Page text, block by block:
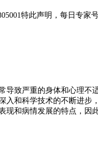
特此声明，每日专家
致严重的身体和心理不
和科学技术的不断进步
和病情发展的特点，因